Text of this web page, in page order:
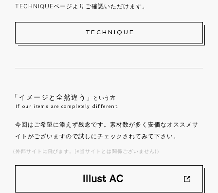
TECHNIQUEページよりご確認いただけます。
TECHNIQUE
「イメージと全然違う」 という方
If our items are completely different.
今回はご希望に添えず残念です。素材数が多く安価なオススメサ
イトがございますので試しにチェックされてみて下さい。
（外部サイトに飛びます。(※当サイトとは関係ございません)）